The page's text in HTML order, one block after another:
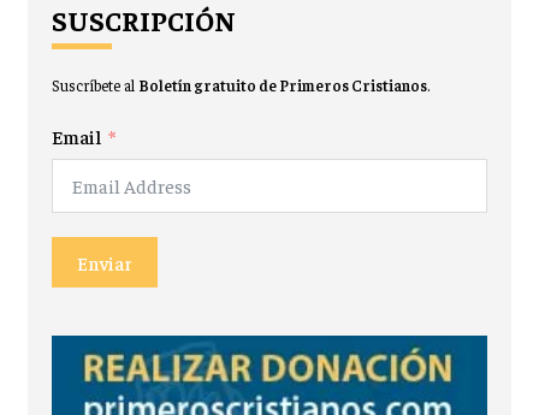
SUSCRIPCIÓN
Suscríbete al Boletín gratuito de Primeros Cristianos.
Email
Enviar